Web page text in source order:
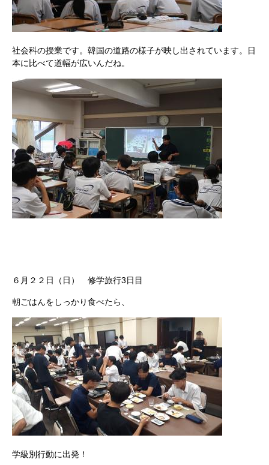
社会科の授業です。韓国の道路の様子が映し出されています。日
本に比べて道幅が広いんだね。
６月２２日（日） 修学旅行3日目
朝ごはんをしっかり食べたら、
学級別行動に出発！